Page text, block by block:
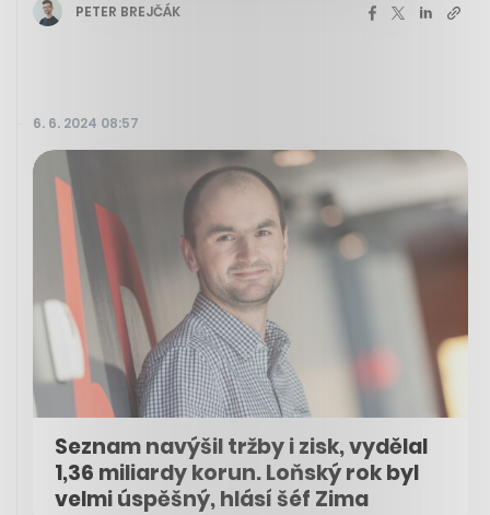
PETER BREJČÁK
6. 6. 2024 08:57
Seznam navýšil tržby i zisk, vydělal
1,36 miliardy korun. Loňský rok byl
velmi úspěšný, hlásí šéf Zima